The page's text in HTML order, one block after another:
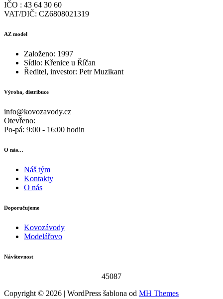
IČO : 43 64 30 60
VAT/DIČ: CZ6808021319
AZ model
Založeno: 1997
Sídlo: Křenice u Říčan
Ředitel, investor: Petr Muzikant
Výroba, distribuce
info@kovozavody.cz
Otevřeno:
Po-pá: 9:00 - 16:00 hodin
O nás…
Náš tým
Kontakty
O nás
Doporučujeme
Kovozávody
Modelářovo
Návštevnost
45087
Copyright © 2026 | WordPress šablona od MH Themes